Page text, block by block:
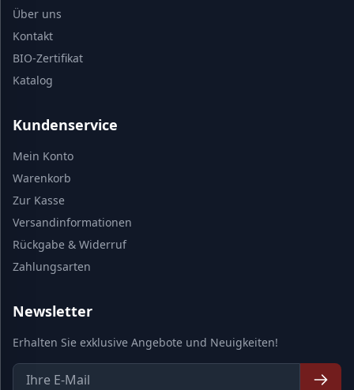
Über uns
Kontakt
BIO-Zertifikat
Katalog
Kundenservice
Mein Konto
Warenkorb
Zur Kasse
Versandinformationen
Rückgabe & Widerruf
Zahlungsarten
Newsletter
Erhalten Sie exklusive Angebote und Neuigkeiten!